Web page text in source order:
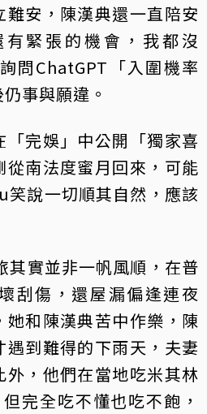
安，陳漢典還一直陪安
緊張的機會，我都沒
問ChatGPT「入圍機率
事與願違。
完娛」中公開「獨家喜
從南法度蜜月回來，可能
說一切順其自然，應該
實並非一帆風順，在普
刮傷，還屋漏偏逢連夜
她和陳漢典苦中作樂，陳
到難得的下雨天，夫妻
，他們在當地吃米其林
完全吃不懂也吃不飽，